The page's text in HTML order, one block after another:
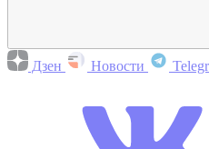
Дзен Новости